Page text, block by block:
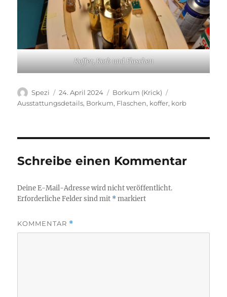
Koffer, Korb und Flaschen
Autor
Spezi
Veröffentlicht
am
24. April 2024 Kategorien
Borkum (Krick)
Ausstattungsdetails, Borkum, Flaschen, koffer, korb
Schreibe einen Kommentar
Deine E-Mail-Adresse wird nicht veröffentlicht.
Erforderliche Felder sind mit *markiert
KOMMENTAR *